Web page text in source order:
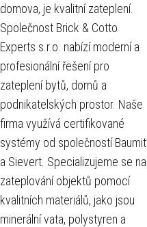
domova, je kvalitní zateplení.
Společnost Brick & Cotto
Experts s.r.o. nabízí moderní a
profesionální řešení pro
zateplení bytů, domů a
podnikatelských prostor. Naše
firma využívá certifikované
systémy od společností Baumit
a Sievert. Specializujeme se na
zateplování objektů pomocí
kvalitních materiálů, jako jsou
minerální vata, polystyren a